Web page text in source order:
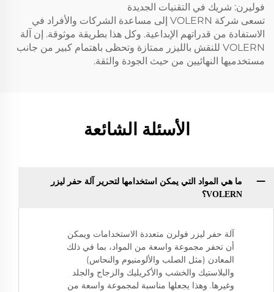
فوليرن: شريك في التقنيات الجديدة
تسعى شركة VOLERN إلى مساعدة الشركات والأفراد في
الاستفادة من قدراتهم الإبداعية. وكل هذا بطريقة موثوقة. إن آلة
VOLERN للنقش بالليزر ممتازة وتحظى باهتمام كبير من جانب
مستخدميها النهائيين من حيث الجودة والثقة.
الأسئلة الشائعة
ما هي المواد التي يمكن استخدامها لتحرير آلة حفر ليزر
VOLERN؟
آلة حفر ليزر فولرن متعددة الاستخدامات ويمكن
أن تحفر مجموعة واسعة من المواد، بما في ذلك
المعادن (مثل الصلب والألومنيوم والنحاس)
والبلاستيك والخشب والأكريليك والزجاج والجلد
وغيرها. وهذا يجعلها مناسبة لمجموعة واسعة من